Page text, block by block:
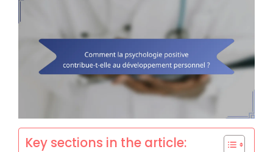
Key sections in the article: